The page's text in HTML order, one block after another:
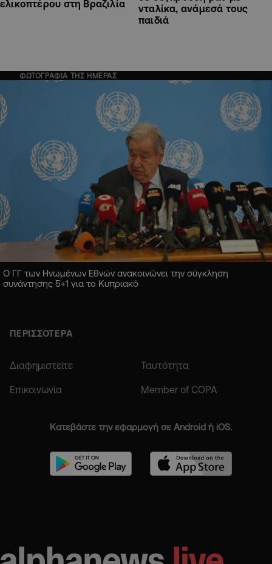
ελικοπτέρου στη Βραζιλία
νταλίκα, ανάμεσά τους
παιδιά
ΦΩΤΟΓΡΑΦΙΑ ΤΗΣ ΗΜΕΡΑΣ
Ο ΓΓ των Ηνωμένων Εθνών ανακοινώνει την σύγκληση
συνάντησης 5+1 για το Κυπριακό
ΠΕΡΙΣΣΟΤΕΡΑ
Διαφημιστείτε Ταυτότητα
Επικοινωνία Member of COPA
Κατεβάστε την εφαρμογή σε Android ή iOS.